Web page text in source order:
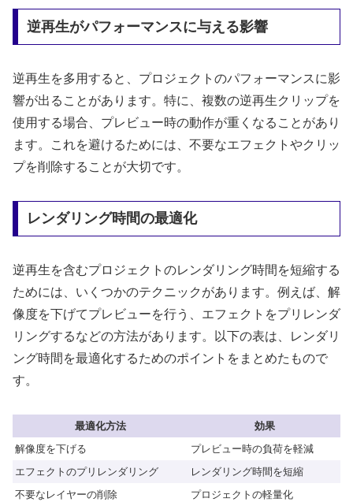
逆再生がパフォーマンスに与える影響
逆再生を多用すると、プロジェクトのパフォーマンスに影
響が出ることがあります。特に、複数の逆再生クリップを
使用する場合、プレビュー時の動作が重くなることがあり
ます。これを避けるためには、不要なエフェクトやクリッ
プを削除することが大切です。
レンダリング時間の最適化
逆再生を含むプロジェクトのレンダリング時間を短縮する
ためには、いくつかのテクニックがあります。例えば、解
像度を下げてプレビューを行う、エフェクトをプリレンダ
リングするなどの方法があります。以下の表は、レンダリ
ング時間を最適化するためのポイントをまとめたもので
す。
最適化方法
効果
解像度を下げる
プレビュー時の負荷を軽減
エフェクトのプリレンダリング
レンダリング時間を短縮
不要なレイヤーの削除
プロジェクトの軽量化